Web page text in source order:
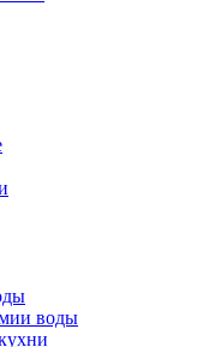
воды